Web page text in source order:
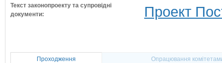
Текст законопроекту та супровідні
документи:
Проект
Проходження Опрацювання